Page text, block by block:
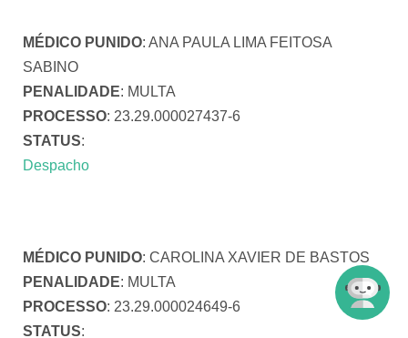
MÉDICO PUNIDO: ANA PAULA LIMA FEITOSA
SABINO
PENALIDADE: MULTA
PROCESSO: 23.29.000027437-6
STATUS:
Despacho
MÉDICO PUNIDO: CAROLINA XAVIER DE BASTOS
PENALIDADE: MULTA
PROCESSO: 23.29.000024649-6
STATUS: